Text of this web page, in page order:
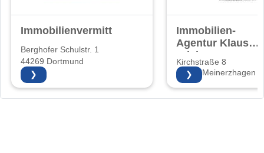
Immobilienvermittlung
Berghofer Schulstr. 1
44269 Dortmund
❯
Immobilien-
Agentur Klaus
Friebe
Kirchstraße 8
58540 Meinerzhagen
❯